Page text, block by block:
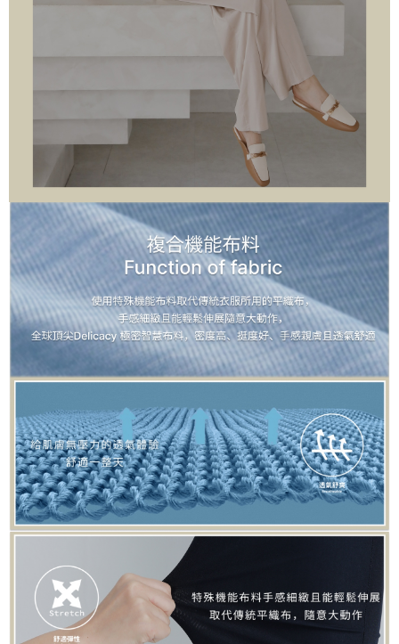
每筆NT$120，滿NT$1,000(含以上)免運費